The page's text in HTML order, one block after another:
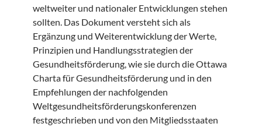
weltweiter und nationaler Entwicklungen stehen
sollten. Das Dokument versteht sich als
Ergänzung und Weiterentwicklung der Werte,
Prinzipien und Handlungsstrategien der
Gesundheitsförderung, wie sie durch die Ottawa
Charta für Gesundheitsförderung und in den
Empfehlungen der nachfolgenden
Weltgesundheitsförderungskonferenzen
festgeschrieben und von den Mitgliedsstaaten